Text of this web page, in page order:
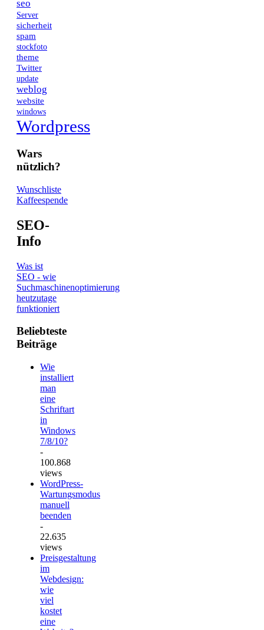
seo
Server
sicherheit
spam
stockfoto
theme
Twitter
update
weblog
website
windows
Wordpress
Wars
nützlich?
Wunschliste
Kaffeespende
SEO-
Info
Was ist
SEO - wie
Suchmaschinenoptimierung
heutzutage
funktioniert
Beliebteste
Beiträge
Wie
installiert
man
eine
Schriftart
in
Windows
7/8/10?
-
100.868
views
WordPress-
Wartungsmodus
manuell
beenden
-
22.635
views
Preisgestaltung
im
Webdesign:
wie
viel
kostet
eine